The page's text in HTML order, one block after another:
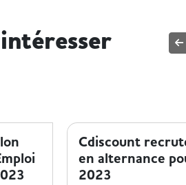
Cdiscount
en alternance
2023